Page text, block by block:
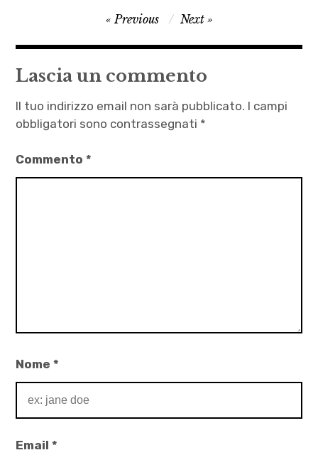
Cristiano
Baricelli
,
Giuliano
,
Navigazione
articoli
Previous Next
Lascia un commento
Il tuo indirizzo email non sarà pubblicato. I campi
obbligatori sono contrassegnati *
Commento*
Nome*
Email*